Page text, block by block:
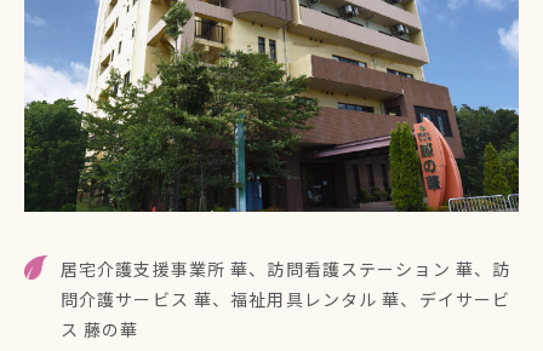
居宅介護支援事業所 華、訪問看護ステーション 華、訪
問介護サービス 華、福祉用具レンタル 華、デイサービ
ス 藤の華